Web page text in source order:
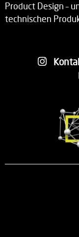
Product Design –
technischen